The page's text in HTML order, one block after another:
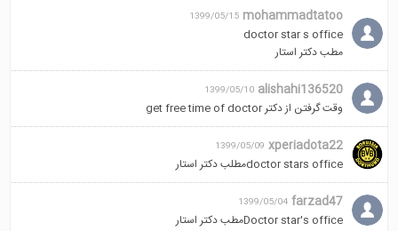
mohammadtatoo
1399/05/15
doctor star s office
مطب دکتر استار
alishahi136520
1399/05/10
وقت گرفتن از دکتر get free time of doctor
xperiadota22
1399/05/09
doctor stars officeمطلب دکتر استار
farzad47
1399/05/04
Doctor star's officeمطب دکتر استار